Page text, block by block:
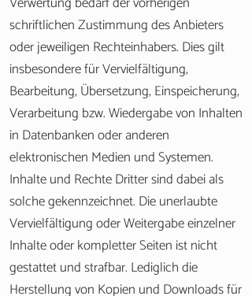
schriftlichen Zustimmung des Anbieters
oder jeweiligen Rechteinhabers. Dies gilt
insbesondere für Vervielfältigung,
Bearbeitung, Übersetzung, Einspeicherung,
Verarbeitung bzw. Wiedergabe von Inhalten
in Datenbanken oder anderen
elektronischen Medien und Systemen.
Inhalte und Rechte Dritter sind dabei als
solche gekennzeichnet. Die unerlaubte
Vervielfältigung oder Weitergabe einzelner
Inhalte oder kompletter Seiten ist nicht
gestattet und strafbar. Lediglich die
Herstellung von Kopien und Downloads für